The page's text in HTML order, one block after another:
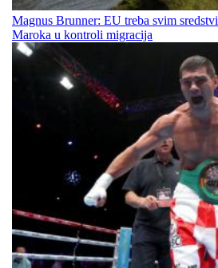
Magnus Brunner: EU treba svim
Maroka u kontroli migracija